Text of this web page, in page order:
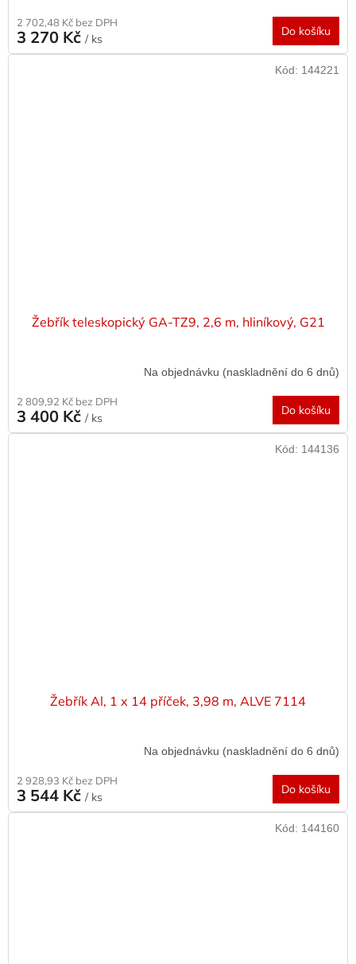
2 702,48 Kč bez DPH
3 270 Kč / ks
Do košíku
Žebřík teleskopický GA-TZ9, 2,6 m, hliníkový, G21
Na objednávku (naskladnění do 6 dnů)
2 809,92 Kč bez DPH
3 400 Kč / ks
Do košíku
Kód: 144221
Žebřík Al, 1 x 14 příček, 3,98 m, ALVE 7114
Na objednávku (naskladnění do 6 dnů)
2 928,93 Kč bez DPH
3 544 Kč / ks
Do košíku
Kód: 144136
Kód: 144160